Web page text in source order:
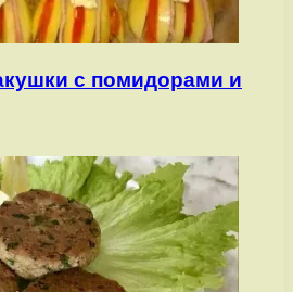
с помидорами и